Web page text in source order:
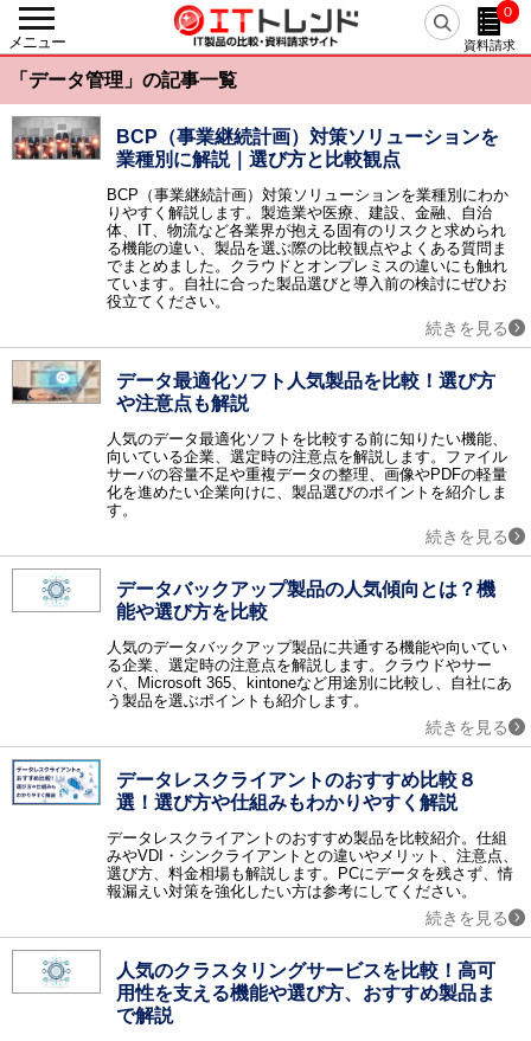
メニュー
0
資料請求
戻る
カテゴリーから探す
人事・労務
人事システム / eラーニング / 勤怠管理・就業管理 / 【旧】人事評価システム / 給与明細電子化 / 経費精算システム / 給与計算システム / タレントマネジメント / シフト管理・人員計画（WFM） / 人事評価システム / 採用管理・選考管理システム / 健康管理システム / マイナンバー管理システム / 経費精算システム クラウド / 労務管理システム / eラーニングコンテンツ作成・提供 / 従業員満足度調査（ES調査） / 給与前払いサービス / Web面接・オンライン面接 / 離職防止・定着率向上ツール / 年末調整支援システム / 目標管理システム / 人事コンサルティング / メンタルヘルス・ストレスチェック / 1on1ツール / 採用サイト作成ツール / リファレンスチェックサービス / 反社チェックツール / リファラル採用ツール / 出張管理システム(BTM) / スキル管理システム / フリーランス管理システム / 組織診断サービス / CLM（契約ライフサイクルマネジメント） / 中途採用支援サービス / 新卒採用支援サービス / デジタル給与ソリューション
基幹統合
会計ソフト / 固定資産管理 / IT資産管理 / 債務管理・債権管理 / 予算管理 / 会計ソフト クラウド / 請求書受取サービス / 経営管理システム / 連結会計システム / リース資産管理システム / 電子マネー送金代行 / 振込代行サービス
AI-OCR / AI翻訳（自動翻訳）ツール / AIコンサルティング / AI契約書レビューサービス / AIライティングサービス / 生成AI開発サービス / 生成AI導入サービス / 医療向け生成AIサービス / AI開発サービス / AI導入サービス / 医療向けAIサービス / AIエージェント / AI電話自動応答サービス / 経理AIエージェント / 専用AI構築プラットフォーム
販売管理 / POSシステム / 電子帳票システム / 帳票電子化 / 見積管理 / 店舗管理 / Web請求書・クラウド請求書 / 販売管理 クラウド / 販売管理 パッケージ / 販売管理 製造業 / 販売管理 医薬品 / 販売管理 商社・卸売 / 帳票クラウドサービス / サブスクリプション管理システム / 越境EC
生産
在庫・購買
EDI / 在庫管理 / 需要予測 / 購買管理 / 受発注システム / 電子契約システム / 見積査定システム / 病院在庫管理システム（SPD）
物流・倉庫
ビジネスプロセス
SFA / オンライン商談システム / セールスイネーブルメントツール
メール・FAX・SMS
メール配信システム / メールセキュリティ / スパム対策 / メールアーカイブ / FAX配信 / メール共有 / メール誤送信対策 / メール暗号化 / クラウドメール / SMS送信サービス / メールリレーサービス / CPaaS
マーケティング
レコメンドエンジン / マーケティングオートメーションツール / コンテンツマーケティング / Web接客ツール / サイト離脱防止（ポップアップ）ツール / メールマーケティングシステム / SEOツール / SNS管理ツール / ABテストツール / フォーム作成ツール / 広告運用ツール / ヒートマップツール / CDP（カスタマーデータプラットフォーム） / MEOツール / アプリ解析ツール / プッシュ通知サービス / LINEマーケティングツール / ランディングページ作成ツール（LP作成ツール） / MEO対策サービス / マーケティングツール / LLMO対策サービス
データ蓄積・分析
BIツール / テキストマイニング / DWH / データマイニング / ETL / 商圏分析・エリアマーケティング / ソーシャル分析 / BIツール クラウド / BIツール導入・活用支援 / DMP / SaaS管理システム / 機械学習（マシンラーニング） / 企業データベース / 予測分析ツール / Webサイト翻訳ツール / 脱炭素支援サービス / 広告効果測定
通信インフラ
VPN / IP電話 / CDN / マルチホーミング / WAN / PBX / WAN高速化 / VPN 海外・国際 / 法人携帯 / 法人向けポケットWifi
「データ管理」の記事一覧
BCP（事業継続計画）対策ソリューションを
業種別に解説｜選び方と比較観点
BCP（事業継続計画）対策ソリューションを業種別にわか
りやすく解説します。製造業や医療、建設、金融、自治
体、IT、物流など各業界が抱える固有のリスクと求められ
る機能の違い、製品を選ぶ際の比較観点やよくある質問ま
でまとめました。クラウドとオンプレミスの違いにも触れ
ています。自社に合った製品選びと導入前の検討にぜひお
役立てください。
続きを見る
データ最適化ソフト人気製品を比較！選び方
や注意点も解説
人気のデータ最適化ソフトを比較する前に知りたい機能、
向いている企業、選定時の注意点を解説します。ファイル
サーバの容量不足や重複データの整理、画像やPDFの軽量
化を進めたい企業向けに、製品選びのポイントを紹介しま
す。
続きを見る
データバックアップ製品の人気傾向とは？機
能や選び方を比較
人気のデータバックアップ製品に共通する機能や向いてい
る企業、選定時の注意点を解説します。クラウドやサー
バ、Microsoft 365、kintoneなど用途別に比較し、自社にあ
う製品を選ぶポイントも紹介します。
続きを見る
データレスクライアントのおすすめ比較８
選！選び方や仕組みもわかりやすく解説
データレスクライアントのおすすめ製品を比較紹介。仕組
みやVDI・シンクライアントとの違いやメリット、注意点、
選び方、料金相場も解説します。PCにデータを残さず、情
報漏えい対策を強化したい方は参考にしてください。
続きを見る
人気のクラスタリングサービスを比較！高可
用性を支える機能や選び方、おすすめ製品ま
で解説